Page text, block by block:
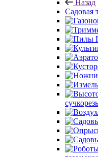
Назад
Садовая